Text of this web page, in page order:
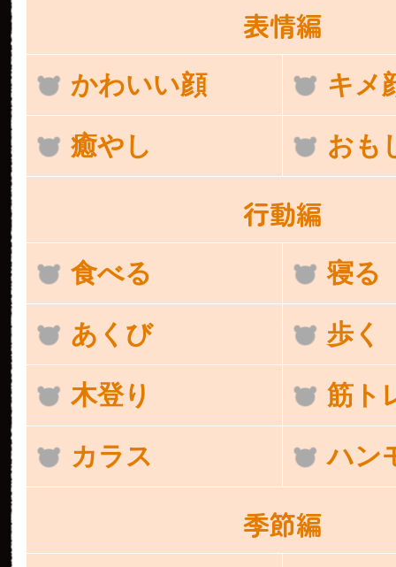
表情編
かわいい顔 キメ
癒やし おも
行動編
食べる 寝る
あくび 歩く
木登り 筋ト
カラス ハン
季節編